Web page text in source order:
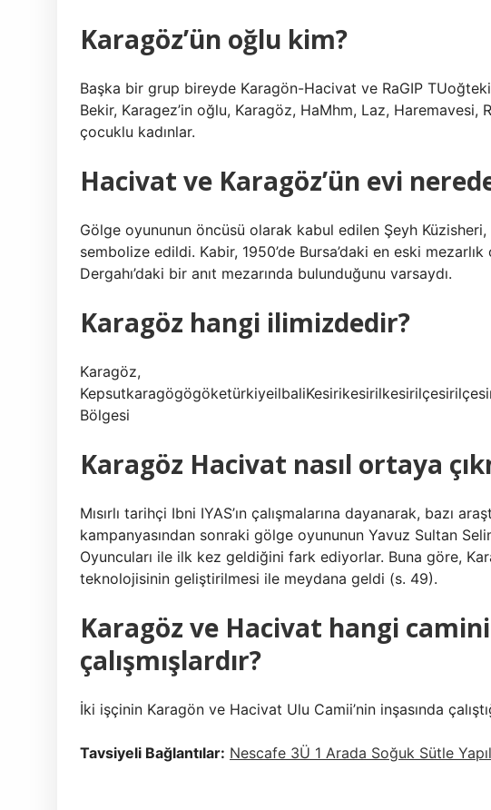
Karagöz’ün oğlu kim?
Başka bir grup bireyde Karagön-Hacivat ve RaGIP
Bekir, Karagez’in oğlu, Karagöz, HaMhm, Laz, Haremavesi,
çocuklu kadınlar.
Hacivat ve Karagöz’ün evi
Gölge oyununun öncüsü olarak kabul edilen Şeyh Küzisheri,
sembolize edildi. Kabir, 1950’de Bursa’daki en eski
Dergahı’daki bir anıt mezarında bulunduğunu varsaydı.
Karagöz hangi ilimizdedir?
Karagöz,
Bölgesi
Karagöz Hacivat nasıl ortaya
Mısırlı tarihçi Ibni IYAS’ın çalışmalarına dayanarak, bazı
kampanyasından sonraki gölge oyununun Yavuz Sultan
Oyuncuları ile ilk kez geldiğini fark ediyorlar. Buna göre,
teknolojisinin geliştirilmesi ile meydana geldi (s. 49).
Karagöz ve Hacivat hangi
çalışmışlardır?
İki işçinin Karagön ve Hacivat Ulu Camii’nin inşasında
Tavsiyeli Bağlantılar: Nescafe 3Ü 1 Arada Soğuk Sütle